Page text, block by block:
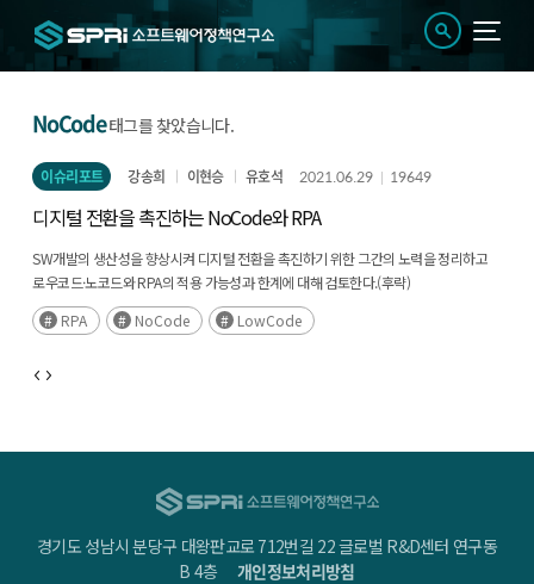
NoCode태그를 찾았습니다.
이슈리포트 강송희 이현승 유호석 2021.06.29 19649
디지털 전환을 촉진하는 NoCode와 RPA
SW개발의 생산성을 향상시켜 디지털 전환을 촉진하기 위한 그간의 노력을 정리하고
로우코드·노코드와 RPA의 적용 가능성과 한계에 대해 검토한다.(후략)
RPA
NoCode LowCode
경기도 성남시 분당구 대왕판교로 712번길 22 글로벌 R&D센터 연구동
B 4층개인정보처리방침